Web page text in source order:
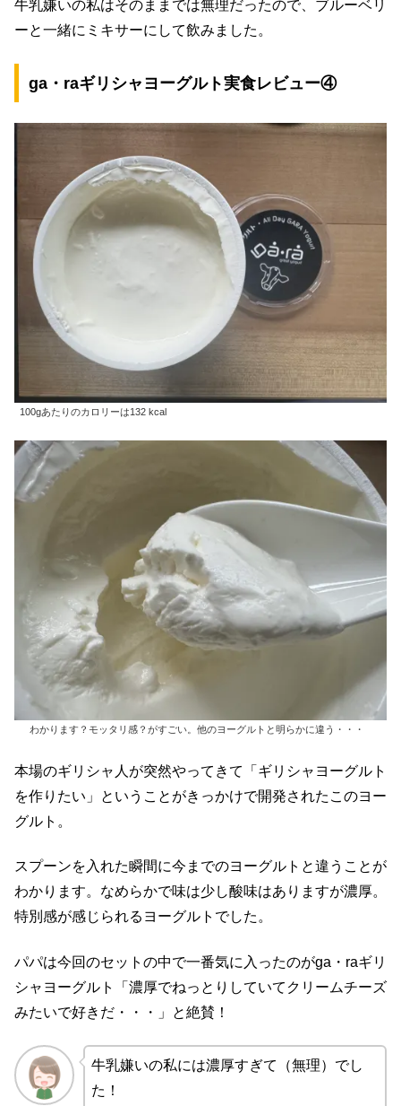
牛乳嫌いの私はそのままでは無理だったので、ブルーベリ
ーと一緒にミキサーにして飲みました。
ga・raギリシャヨーグルト実食レビュー④
100gあたりのカロリーは132 kcal
わかります？モッタリ感？がすごい。他のヨーグルトと明らかに違う・・・
本場のギリシャ人が突然やってきて「ギリシャヨーグルト
を作りたい」ということがきっかけで開発されたこのヨー
グルト。
スプーンを入れた瞬間に今までのヨーグルトと違うことが
わかります。なめらかで味は少し酸味はありますが濃厚。
特別感が感じられるヨーグルトでした。
パパは今回のセットの中で一番気に入ったのがga・raギリ
シャヨーグルト「濃厚でねっとりしていてクリームチーズ
みたいで好きだ・・・」と絶賛！
牛乳嫌いの私には濃厚すぎて（無理）でし
た！